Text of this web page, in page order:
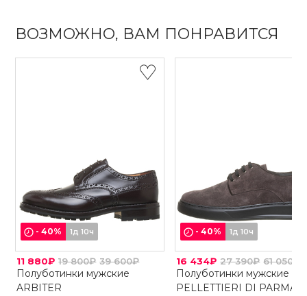
ВОЗМОЖНО, ВАМ ПОНРАВИТСЯ
-40% 1д 10ч
11 880₽ 19 800₽ 39 600₽
Полуботинки мужские
ARBITER
-40% 1д 10ч
16 434₽ 27 390₽ 61 050₽
Полуботинки мужские
PELLETTIERI DI PARMA